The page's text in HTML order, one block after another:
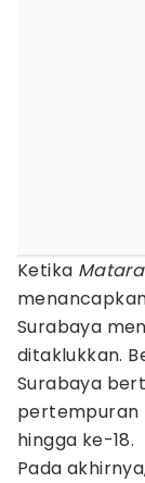
Ketika
Surabaya
ditaklukkan.
Surabaya
pertempuran
hingga ke-18.
Pada